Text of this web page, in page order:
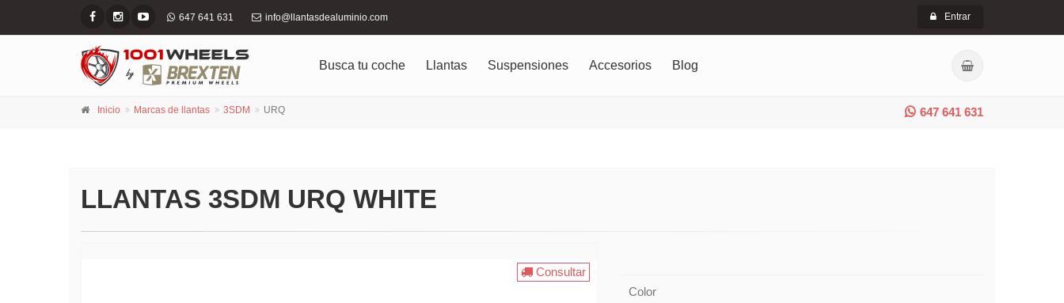
647 641 631 info@llantasdealuminio.com Entrar
Busca tu coche Llantas Suspensiones Accesorios Blog
647 641 631
Inicio Marcas de llantas 3SDM URQ
LLANTAS 3SDM URQ WHITE
Consultar
Color